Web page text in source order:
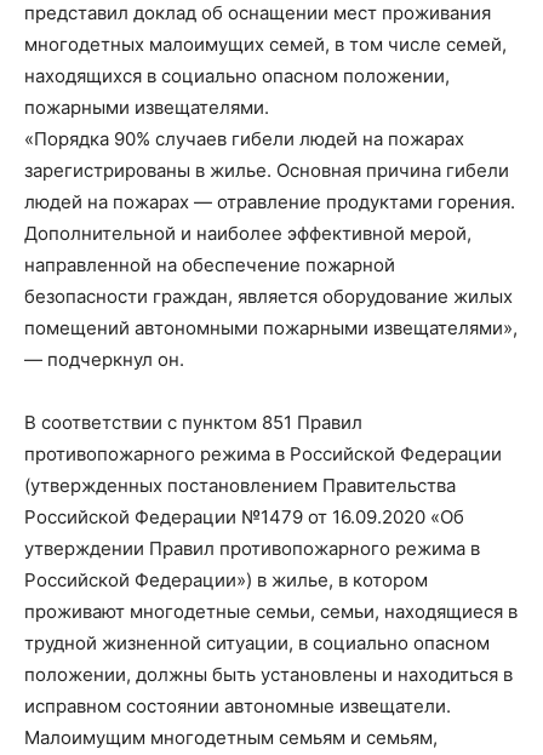
представил доклад об оснащении мест проживания
многодетных малоимущих семей, в том числе семей,
находящихся в социально опасном положении,
пожарными извещателями.
«Порядка 90% случаев гибели людей на пожарах
зарегистрированы в жилье. Основная причина гибели
людей на пожарах — отравление продуктами горения.
Дополнительной и наиболее эффективной мерой,
направленной на обеспечение пожарной
безопасности граждан, является оборудование жилых
помещений автономными пожарными извещателями»,
— подчеркнул он.
В соответствии с пунктом 851 Правил
противопожарного режима в Российской Федерации
(утвержденных постановлением Правительства
Российской Федерации №1479 от 16.09.2020 «Об
утверждении Правил противопожарного режима в
Российской Федерации») в жилье, в котором
проживают многодетные семьи, семьи, находящиеся в
трудной жизненной ситуации, в социально опасном
положении, должны быть установлены и находиться в
исправном состоянии автономные извещатели.
Малоимущим многодетным семьям и семьям,